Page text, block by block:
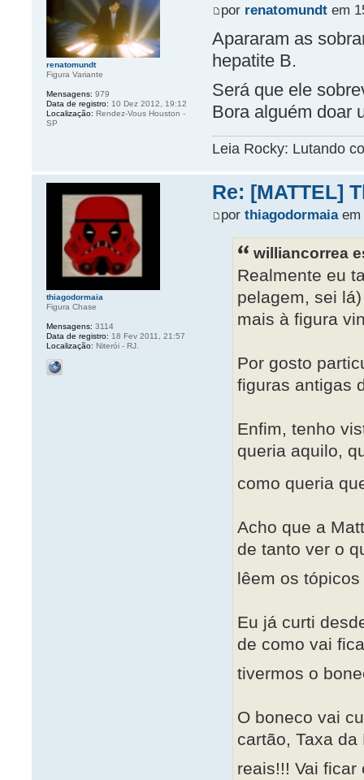
por renatomundtem
Apararam as
hepatite B.
Será que ele
Bora alguém doar
Leia Rocky: Lutando
renatomundt
Figura Variante
Mensagens: 979
Data de registro: 10 Dez 2012, 19:12
Localização: Rendez-Vous Houston -
SP
Re: [MATTEL]
por thiagodormaiaem
williancorrea
Realmente eu
pelagem, sei
mais à figura
Por gosto
figuras antigas
Enfim, tenho
queria aquilo,
como queria
Acho que a
de tanto ver o
lêem os
Eu já curti
de como vai
tivermos o
O boneco vai
cartão, Taxa
reais!!! Vai
thiagodormaia
Figura Chase
Mensagens: 3114
Data de registro: 18 Fev 2011, 21:57
Localização: Niterói - RJ.